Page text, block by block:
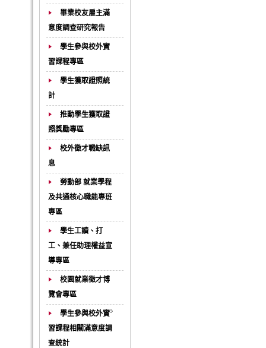
畢業校友雇主滿
意度調查研究報告
學生參與校外實
習課程專區
學生獲取證照統
計
推動學生獲取證
照獎勵專區
校外徵才職缺訊
息
勞動部 就業學程
及共通核心職能專班
專區
學生工讀、打
工、兼任助理權益宣
導專區
校園就業徵才博
覽會專區
學生參與校外實
習課程相關滿意度調
查統計